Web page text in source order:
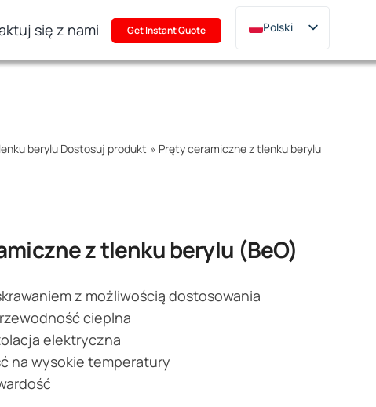
się z nami Get Instant Quote
Polski
English
한국어
Português
berylu Dostosuj produkt » Pręty ceramiczne z tlenku berylu
z tlenku berylu (BeO)
z możliwością dostosowania
cieplna
elektryczna
na wysokie temperatury